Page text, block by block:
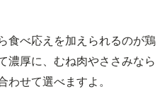
食べ応えを加えられるのが鶏
濃厚に、むね肉やささみなら
せて選べますよ。